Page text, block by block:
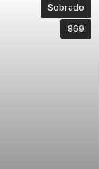
Sobrado
869